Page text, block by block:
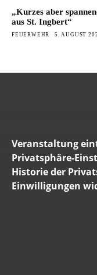
„Kurzes aber
aus St. Ingbert“
FEUERWEHR 5. AUGUST
Veranstaltung
Privatsphäre-
Historie der
Einwilligungen